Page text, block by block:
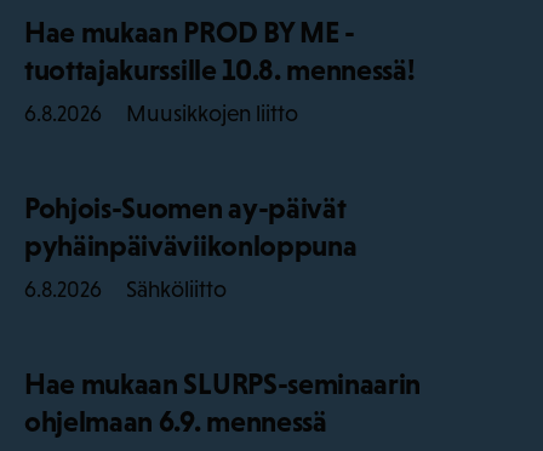
Hae mukaan PROD BY ME -
tuottajakurssille 10.8. mennessä!
6.8.2026 Muusikkojen liitto
Pohjois-Suomen ay-päivät
pyhäinpäiväviikonloppuna
6.8.2026 Sähköliitto
Hae mukaan SLURPS-seminaarin
ohjelmaan 6.9. mennessä